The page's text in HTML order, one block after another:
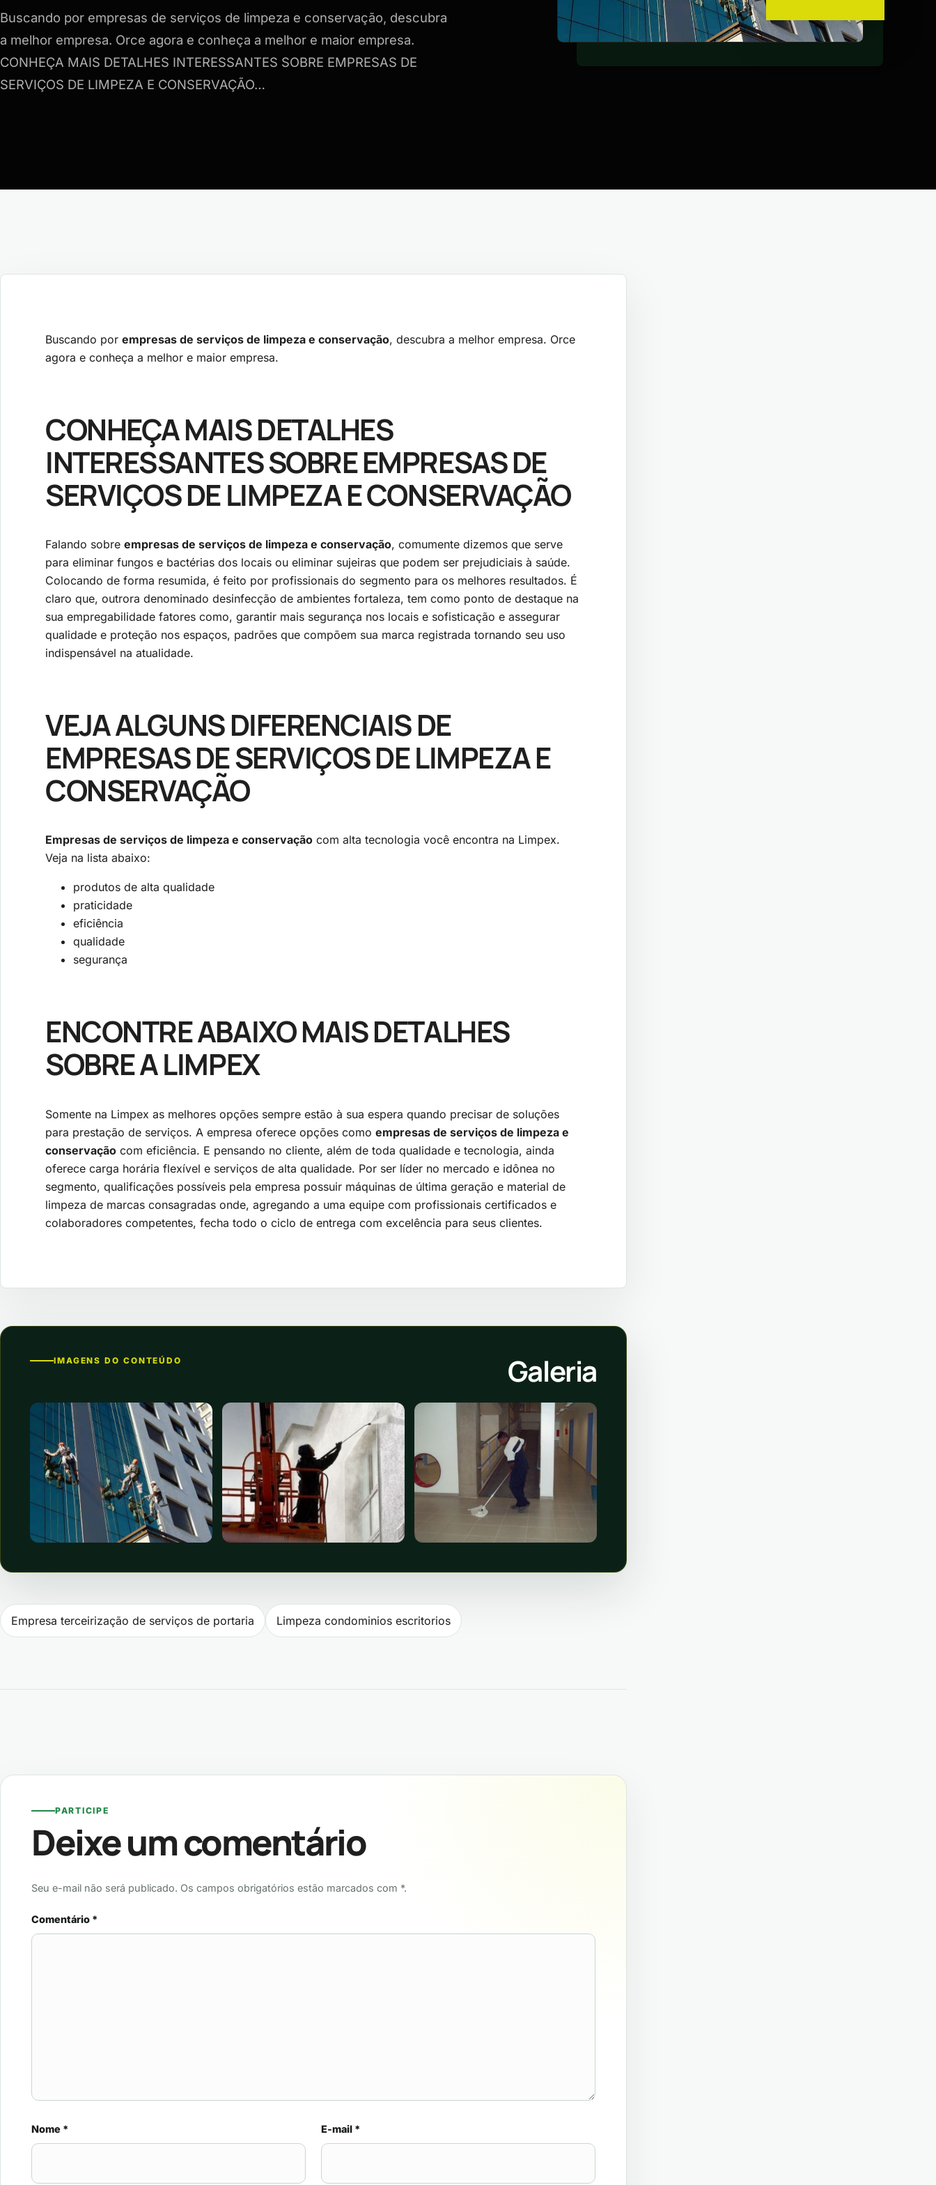
Buscando por empresas de serviços de limpeza e conservação, descubra
a melhor empresa. Orce agora e conheça a melhor e maior empresa.
CONHEÇA MAIS DETALHES INTERESSANTES SOBRE EMPRESAS DE
SERVIÇOS DE LIMPEZA E CONSERVAÇÃO…
Buscando por empresas de serviços de limpeza e conservação, descubra a melhor empresa. Orce
agora e conheça a melhor e maior empresa.
CONHEÇA MAIS DETALHES
INTERESSANTES SOBRE EMPRESAS DE
SERVIÇOS DE LIMPEZA E CONSERVAÇÃO
Falando sobre empresas de serviços de limpeza e conservação, comumente dizemos que serve
para eliminar fungos e bactérias dos locais ou eliminar sujeiras que podem ser prejudiciais à saúde.
Colocando de forma resumida, é feito por profissionais do segmento para os melhores resultados. É
claro que, outrora denominado desinfecção de ambientes fortaleza, tem como ponto de destaque na
sua empregabilidade fatores como, garantir mais segurança nos locais e sofisticação e assegurar
qualidade e proteção nos espaços, padrões que compõem sua marca registrada tornando seu uso
indispensável na atualidade.
VEJA ALGUNS DIFERENCIAIS DE
EMPRESAS DE SERVIÇOS DE LIMPEZA E
CONSERVAÇÃO
Empresas de serviços de limpeza e conservação com alta tecnologia você encontra na Limpex.
Veja na lista abaixo:
produtos de alta qualidade
praticidade
eficiência
qualidade
segurança
ENCONTRE ABAIXO MAIS DETALHES
SOBRE A LIMPEX
Somente na Limpex as melhores opções sempre estão à sua espera quando precisar de soluções
para prestação de serviços. A empresa oferece opções como empresas de serviços de limpeza e
conservação com eficiência. E pensando no cliente, além de toda qualidade e tecnologia, ainda
oferece carga horária flexível e serviços de alta qualidade. Por ser líder no mercado e idônea no
segmento, qualificações possíveis pela empresa possuir máquinas de última geração e material de
limpeza de marcas consagradas onde, agregando a uma equipe com profissionais certificados e
colaboradores competentes, fecha todo o ciclo de entrega com excelência para seus clientes.
IMAGENS DO CONTEÚDO Galeria
Navegação de Post
Empresa terceirização de serviços de portaria Limpeza condominios escritorios
PARTICIPE
Deixe um comentário
Seu e-mail não será publicado. Os campos obrigatórios estão marcados com *.
Comentário *
Nome * E-mail *